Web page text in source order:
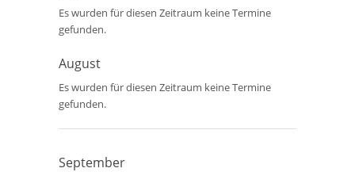
Es wurden für diesen Zeitraum keine Termine
gefunden.
August
Es wurden für diesen Zeitraum keine Termine
gefunden.
September